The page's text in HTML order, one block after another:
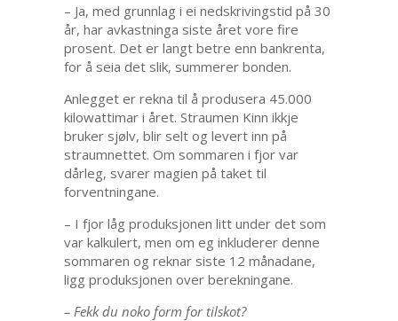
– Ja, med grunnlag i ei nedskrivingstid på 30
år, har avkastninga siste året vore fire
prosent. Det er langt betre enn bankrenta,
for å seia det slik, summerer bonden.
Anlegget er rekna til å produsera 45.000
kilowattimar i året. Straumen Kinn ikkje
bruker sjølv, blir selt og levert inn på
straumnettet. Om sommaren i fjor var
dårleg, svarer magien på taket til
forventningane.
– I fjor låg produksjonen litt under det som
var kalkulert, men om eg inkluderer denne
sommaren og reknar siste 12 månadane,
ligg produksjonen over berekningane.
– Fekk du noko form for tilskot?